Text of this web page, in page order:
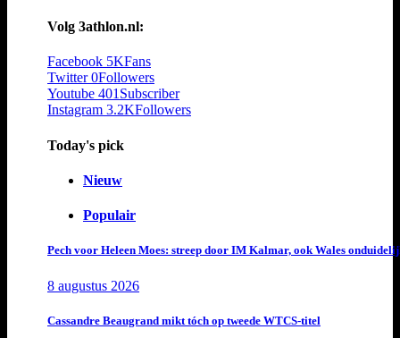
Volg 3athlon.nl:
Facebook 5KFans
Twitter 0Followers
Youtube 401Subscriber
Instagram 3.2KFollowers
Today's pick
Nieuw
Populair
Pech voor Heleen Moes: streep door IM Kalmar, ook Wales
8 augustus 2026
Cassandre Beaugrand mikt tóch op tweede WTCS-titel